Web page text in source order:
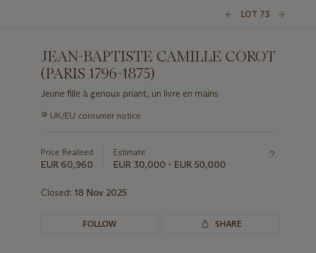
LOT 73
JEAN-BAPTISTE CAMILLE COROT
(PARIS 1796-1875)
Jeune fille à genoux priant, un livre en mains
Important
lot
∍ UK/EU consumer notice
Price Realised
EUR 60,960
Estimate
EUR 30,000 - EUR 50,000
Closed: 18 Nov 2025
FOLLOW SHARE